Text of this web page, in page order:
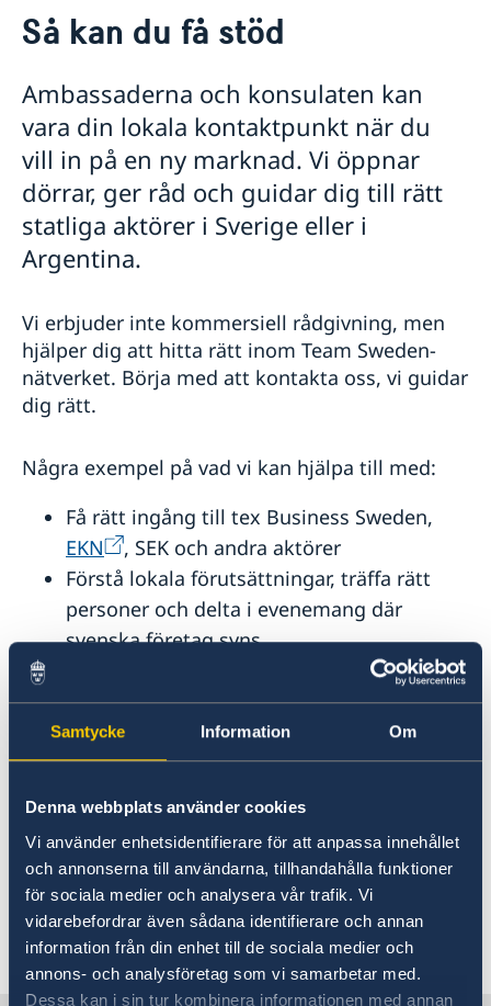
Samtycke Information Om
Denna webbplats använder cookies
Vi använder enhetsidentifierare för att anpassa innehållet
och annonserna till användarna, tillhandahålla funktioner
för sociala medier och analysera vår trafik. Vi
vidarebefordrar även sådana identifierare och annan
information från din enhet till de sociala medier och
annons- och analysföretag som vi samarbetar med.
Dessa kan i sin tur kombinera informationen med annan
Om oss
Vi är en resurs för svenska företag
Team Sweden
Så kan du få stöd
Svenska företag i Argentina
Svenska företag i Paraguay
Svenska företag i Uruguay
Anmäl handelshinder
Aktuellt
Nyheter
Så kan du få stöd
Ambassaderna och konsulaten kan
vara din lokala kontaktpunkt när du
vill in på en ny marknad. Vi öppnar
dörrar, ger råd och guidar dig till rätt
statliga aktörer i Sverige eller i
Argentina.
Vi erbjuder inte kommersiell rådgivning, men
hjälper dig att hitta rätt inom Team Sweden-
nätverket. Börja med att kontakta oss, vi guidar
dig rätt.
Några exempel på vad vi kan hjälpa till med:
Få rätt ingång till tex Business Sweden,
EKN
, SEK och andra aktörer
Förstå lokala förutsättningar, träffa rätt
personer och delta i evenemang där
svenska företag syns.
Många ambassader och konsulat har fina
och representativa lokaler som kan hyras
av svenska aktörer .
Som del i uppdraget att stärka
breda projekt som ofta inkluderar svenska
företag – hör av dig så berättar vi mer.
Senast uppdaterad 17 dec. 2025, 15.58